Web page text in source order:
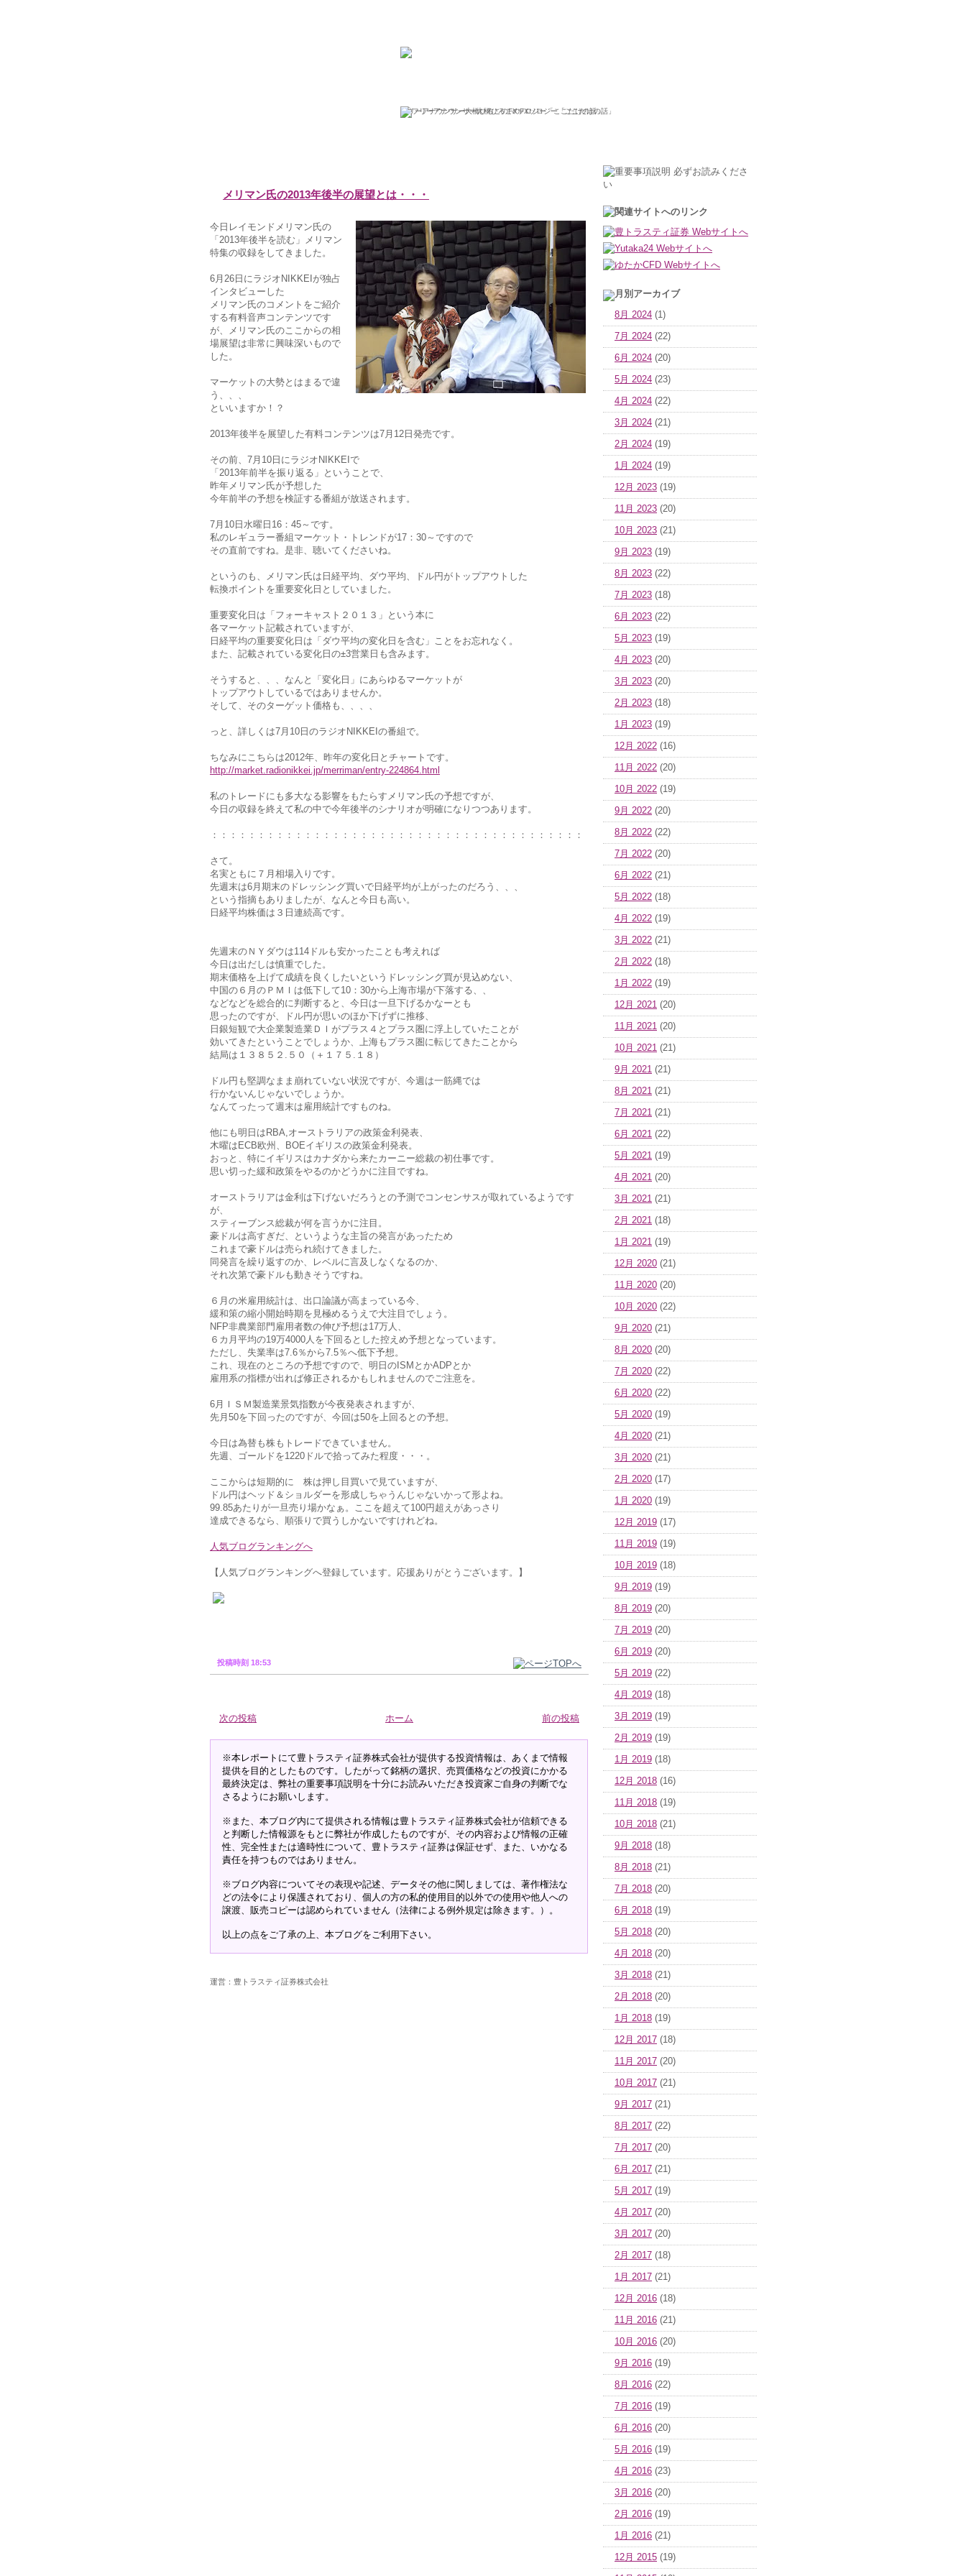
ひろこの“ボラタイル”な日々
フリーアナウンサー大橋ひろこのFXソロジー「ここだけの話」
メリマン氏の2013年後半の展望とは・・・
今日レイモンドメリマン氏の
「2013年後半を読む」メリマン
特集の収録をしてきました。
6月26日にラジオNIKKEIが独占
インタビューした
メリマン氏のコメントをご紹介
する有料音声コンテンツです
が、メリマン氏のここからの相
場展望は非常に興味深いもので
した。
マーケットの大勢とはまるで違
う、、、
といいますか！？
2013年後半を展望した有料コンテンツは7月12日発売です。
その前、7月10日にラジオNIKKEIで
「2013年前半を振り返る」ということで、
昨年メリマン氏が予想した
今年前半の予想を検証する番組が放送されます。
7月10日水曜日16：45～です。
私のレギュラー番組マーケット・トレンドが17：30～ですので
その直前ですね。是非、聴いてくださいね。
というのも、メリマン氏は日経平均、ダウ平均、ドル円がトップアウトした
転換ポイントを重要変化日としていました。
重要変化日は「フォーキャスト２０１３」という本に
各マーケット記載されていますが、
日経平均の重要変化日は「ダウ平均の変化日を含む」ことをお忘れなく。
また、記載されている変化日の±3営業日も含みます。
そうすると、、、なんと「変化日」にあらゆるマーケットが
トップアウトしているではありませんか。
そして、そのターゲット価格も、、、、
っと、詳しくは7月10日のラジオNIKKEIの番組で。
ちなみにこちらは2012年、昨年の変化日とチャートです。
http://market.radionikkei.jp/merriman/entry-224864.html
私のトレードにも多大なる影響をもたらすメリマン氏の予想ですが、
今日の収録を終えて私の中で今年後半のシナリオが明確になりつつあります。
：：：：：：：：：：：：：：：：：：：：：：：：：：：：：：：：：：：：：：：：
さて。
名実ともに７月相場入りです。
先週末は6月期末のドレッシング買いで日経平均が上がったのだろう、、、
という指摘もありましたが、なんと今日も高い。
日経平均株価は３日連続高です。
先週末のＮＹダウは114ドルも安かったことも考えれば
今日は出だしは慎重でした。
期末価格を上げて成績を良くしたいというドレッシング買が見込めない、
中国の６月のＰＭＩは低下して10：30から上海市場が下落する、、
などなどを総合的に判断すると、今日は一旦下げるかなーとも
思ったのですが、ドル円が思いのほか下げずに推移、
日銀短観で大企業製造業ＤＩがプラス４とプラス圏に浮上していたことが
効いてきたということでしょうか、上海もプラス圏に転じてきたことから
結局は１３８５２.５０（＋１７５.１８）
ドル円も堅調なまま崩れていない状況ですが、今週は一筋縄では
行かないんじゃないでしょうか。
なんてったって週末は雇用統計ですものね。
他にも明日はRBA,オーストラリアの政策金利発表、
木曜はECB欧州、BOEイギリスの政策金利発表。
おっと、特にイギリスはカナダから来たカーニー総裁の初仕事です。
思い切った緩和政策をやるのかどうかに注目ですね。
オーストラリアは金利は下げないだろうとの予測でコンセンサスが取れているようです
が、
スティーブンス総裁が何を言うかに注目。
豪ドルは高すぎだ、というような主旨の発言があったため
これまで豪ドルは売られ続けてきました。
同発言を繰り返すのか、レベルに言及しなくなるのか、
それ次第で豪ドルも動きそうですね。
６月の米雇用統計は、出口論議が高まっている今、
緩和策の縮小開始時期を見極めるうえで大注目でしょう。
NFP非農業部門雇用者数の伸び予想は17万人、
６カ月平均の19万4000人を下回るとした控えめ予想となっています。
ただし、失業率は7.6％から7.5％へ低下予想。
これ、現在のところの予想ですので、明日のISMとかADPとか
雇用系の指標が出れば修正されるかもしれませんのでご注意を。
6月ＩＳＭ製造業景気指数が今夜発表されますが、
先月50を下回ったのですが、今回は50を上回るとの予想。
今日は為替も株もトレードできていません。
先週、ゴールドを1220ドルで拾ってみた程度・・・。
ここからは短期的に 株は押し目買いで見ていますが、
ドル円はヘッド＆ショルダーを形成しちゃうんじゃないかって形よね。
99.85あたりが一旦売り場かなぁ。ここを超えて100円超えがあっさり
達成できるなら、順張りで買うしかないですけれどね。
人気ブログランキングへ
【人気ブログランキングへ登録しています。応援ありがとうございます。】
投稿時刻 18:53
次の投稿 前の投稿
ホーム
※本レポートにて豊トラスティ証券株式会社が提供する投資情報は、あくまで情報
提供を目的としたものです。したがって銘柄の選択、売買価格などの投資にかかる
最終決定は、弊社の重要事項説明を十分にお読みいただき投資家ご自身の判断でな
さるようにお願いします。
※また、本ブログ内にて提供される情報は豊トラスティ証券株式会社が信頼できる
と判断した情報源をもとに弊社が作成したものですが、その内容および情報の正確
性、完全性または適時性について、豊トラスティ証券は保証せず、また、いかなる
責任を持つものではありません。
※ブログ内容についてその表現や記述、データその他に関しましては、著作権法な
どの法令により保護されており、個人の方の私的使用目的以外での使用や他人への
譲渡、販売コピーは認められていません（法律による例外規定は除きます。）。
以上の点をご了承の上、本ブログをご利用下さい。
運営：豊トラスティ証券株式会社
8月 2024 (1)
7月 2024 (22)
6月 2024 (20)
5月 2024 (23)
4月 2024 (22)
3月 2024 (21)
2月 2024 (19)
1月 2024 (19)
12月 2023 (19)
11月 2023 (20)
10月 2023 (21)
9月 2023 (19)
8月 2023 (22)
7月 2023 (18)
6月 2023 (22)
5月 2023 (19)
4月 2023 (20)
3月 2023 (20)
2月 2023 (18)
1月 2023 (19)
12月 2022 (16)
11月 2022 (20)
10月 2022 (19)
9月 2022 (20)
8月 2022 (22)
7月 2022 (20)
6月 2022 (21)
5月 2022 (18)
4月 2022 (19)
3月 2022 (21)
2月 2022 (18)
1月 2022 (19)
12月 2021 (20)
11月 2021 (20)
10月 2021 (21)
9月 2021 (21)
8月 2021 (21)
7月 2021 (21)
6月 2021 (22)
5月 2021 (19)
4月 2021 (20)
3月 2021 (21)
2月 2021 (18)
1月 2021 (19)
12月 2020 (21)
11月 2020 (20)
10月 2020 (22)
9月 2020 (21)
8月 2020 (20)
7月 2020 (22)
6月 2020 (22)
5月 2020 (19)
4月 2020 (21)
3月 2020 (21)
2月 2020 (17)
1月 2020 (19)
12月 2019 (17)
11月 2019 (19)
10月 2019 (18)
9月 2019 (19)
8月 2019 (20)
7月 2019 (20)
6月 2019 (20)
5月 2019 (22)
4月 2019 (18)
3月 2019 (19)
2月 2019 (19)
1月 2019 (18)
12月 2018 (16)
11月 2018 (19)
10月 2018 (21)
9月 2018 (18)
8月 2018 (21)
7月 2018 (20)
6月 2018 (19)
5月 2018 (20)
4月 2018 (20)
3月 2018 (21)
2月 2018 (20)
1月 2018 (19)
12月 2017 (18)
11月 2017 (20)
10月 2017 (21)
9月 2017 (21)
8月 2017 (22)
7月 2017 (20)
6月 2017 (21)
5月 2017 (19)
4月 2017 (20)
3月 2017 (20)
2月 2017 (18)
1月 2017 (21)
12月 2016 (18)
11月 2016 (21)
10月 2016 (20)
9月 2016 (19)
8月 2016 (22)
7月 2016 (19)
6月 2016 (20)
5月 2016 (19)
4月 2016 (23)
3月 2016 (20)
2月 2016 (19)
1月 2016 (21)
12月 2015 (19)